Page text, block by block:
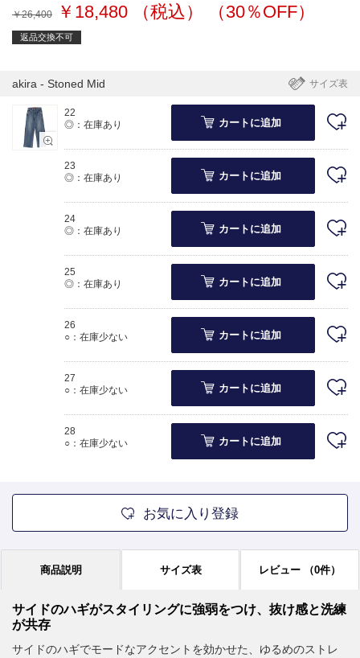
￥26,400 ￥18,480 （税込） （30％OFF）
返品交換不可
サイズ表
akira - Stoned Mid
22
◎：在庫あり
カートに追加
23
◎：在庫あり
カートに追加
24
◎：在庫あり
カートに追加
25
◎：在庫あり
カートに追加
26
○：在庫少ない
カートに追加
27
○：在庫少ない
カートに追加
28
○：在庫少ない
カートに追加
お気に入り登録
商品説明 サイズ表 レビュー （0件）
サイドのハギがスタイリングに強弱をつけ、抜け感と洗練
が共存
サイドのハギでモードなアクセントを効かせた、ゆるめのストレ